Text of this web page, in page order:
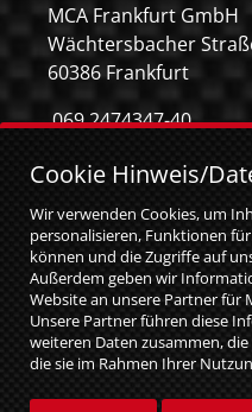
MCA Frankfurt GmbH
Wächtersbacher
60386 Frankfurt
069 2474347-40
info@mca-
Cookie Hinweis/
Wir verwenden Cookies, um
personalisieren, Funktionen
können und die Zugriffe auf
Außerdem geben wir
Website an unsere Partner für
Unsere Partner führen diese
weiteren Daten zusammen,
die sie im Rahmen Ihrer
Website weiterhin nutzen.